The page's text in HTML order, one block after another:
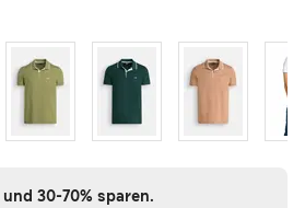
30-70% sparen.